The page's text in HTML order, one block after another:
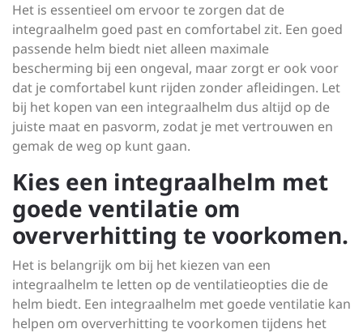
Het is essentieel om ervoor te zorgen dat de
integraalhelm goed past en comfortabel zit. Een goed
passende helm biedt niet alleen maximale
bescherming bij een ongeval, maar zorgt er ook voor
dat je comfortabel kunt rijden zonder afleidingen. Let
bij het kopen van een integraalhelm dus altijd op de
juiste maat en pasvorm, zodat je met vertrouwen en
gemak de weg op kunt gaan.
Kies een integraalhelm met
goede ventilatie om
oververhitting te voorkomen.
Het is belangrijk om bij het kiezen van een
integraalhelm te letten op de ventilatieopties die de
helm biedt. Een integraalhelm met goede ventilatie kan
helpen om oververhitting te voorkomen tijdens het